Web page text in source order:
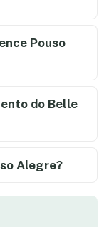
Pouso
do Belle
Alegre?